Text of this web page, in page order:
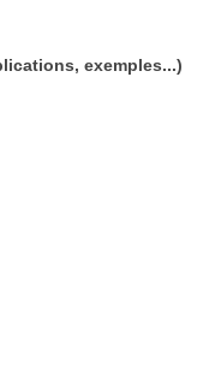
exemples...)